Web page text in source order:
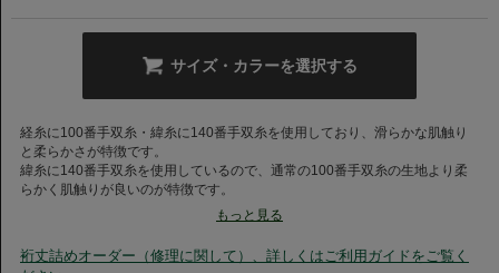
サイズ・カラーを選択する
経糸に100番手双糸・緯糸に140番手双糸を使用しており、滑らかな肌触り
と柔らかさが特徴です。
緯糸に140番手双糸を使用しているので、通常の100番手双糸の生地より柔
らかく肌触りが良いのが特徴です。
温かみのあるブラウンを基調とし、ホワイトのストライプがアクセントにな
っています。濃いブラウンはどんな肌色にも馴染むので、落ち着いた印象を
与える色合いです。特にネイビーやグレーのジャケットと組み合わせること
で、落ち着いたビジネススタイルを演出します。
もっと見る
裄丈詰めオーダー（修理に関して）、詳しくはご利用ガイドをご覧く